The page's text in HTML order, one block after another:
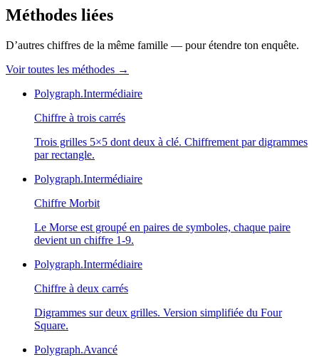
Méthodes liées
D’autres chiffres de la même famille — pour étendre ton enquête.
Voir toutes les méthodes →
Polygraph.Intermédiaire
Chiffre à trois carrés
Trois grilles 5×5 dont deux à clé. Chiffrement par digrammes
par rectangle.
Polygraph.Intermédiaire
Chiffre Morbit
Le Morse est groupé en paires de symboles, chaque paire
devient un chiffre 1-9.
Polygraph.Intermédiaire
Chiffre à deux carrés
Digrammes sur deux grilles. Version simplifiée du Four
Square.
Polygraph.Avancé